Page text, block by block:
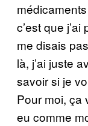
c’est que
me disais
là, j’ai juste
savoir si je
Pour moi, ça
eu comme